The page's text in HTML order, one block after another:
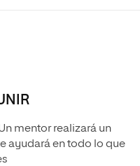
mentor realizará un
ayudará en todo lo que